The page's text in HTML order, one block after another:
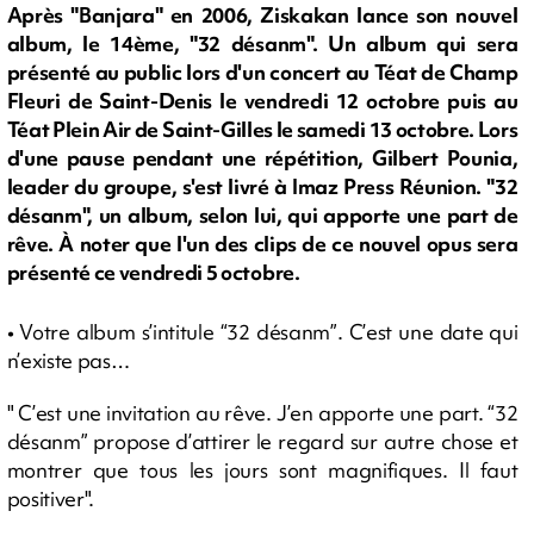
Après "Banjara" en 2006, Ziskakan lance son nouvel
album, le 14ème, "32 désanm". Un album qui sera
présenté au public lors d'un concert au Téat de Champ
Fleuri de Saint-Denis le vendredi 12 octobre puis au
Téat Plein Air de Saint-Gilles le samedi 13 octobre. Lors
d'une pause pendant une répétition, Gilbert Pounia,
leader du groupe, s'est livré à Imaz Press Réunion. "32
désanm", un album, selon lui, qui apporte une part de
rêve. À noter que l'un des clips de ce nouvel opus sera
présenté ce vendredi 5 octobre.
• Votre album s’intitule “32 désanm”. C’est une date qui
n’existe pas…
" C’est une invitation au rêve. J’en apporte une part. “32
désanm” propose d’attirer le regard sur autre chose et
montrer que tous les jours sont magnifiques. Il faut
positiver".